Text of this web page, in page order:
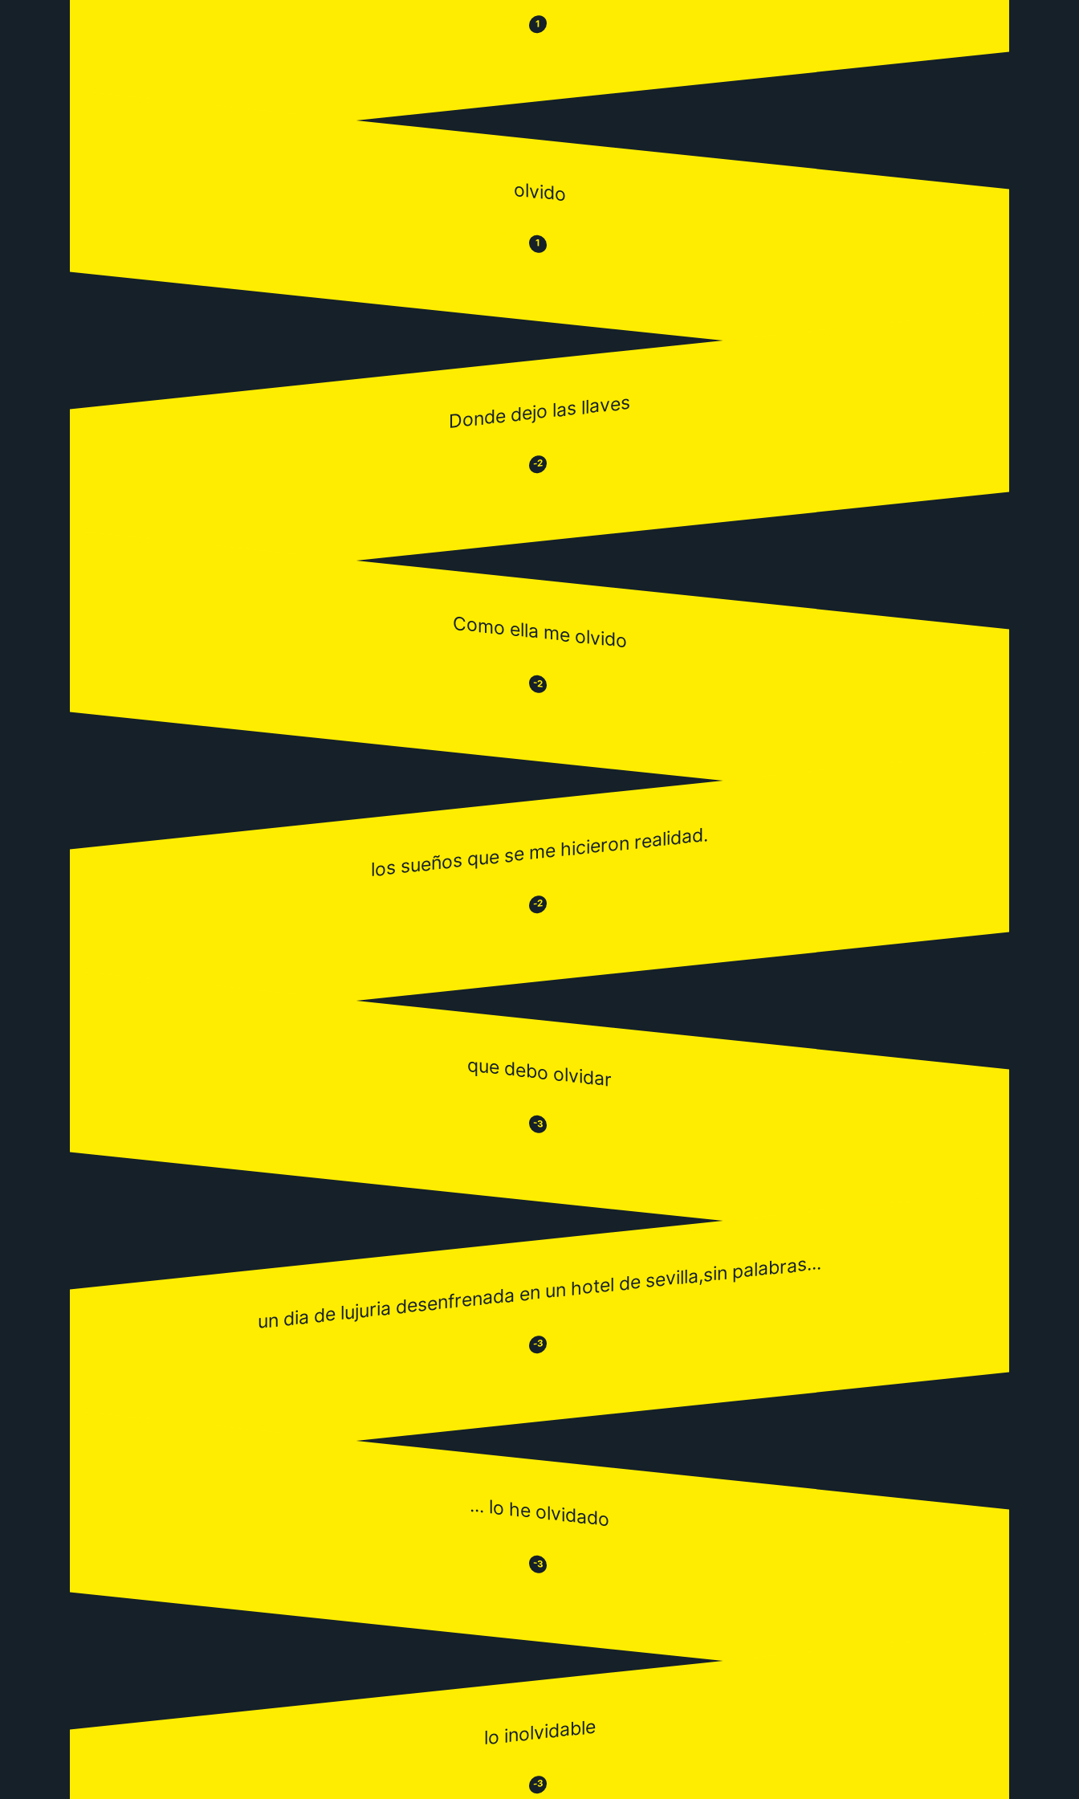
😒 1 😂
olvido
😒 1 😂
Donde dejo las llaves
😒 -2 😂
Como ella me olvido
😒 -2 😂
los sueños que se me hicieron realidad.
😒 -2 😂
que debo olvidar
😒 -3 😂
un dia de lujuria desenfrenada en un hotel de sevilla,sin palabras...
😒 -3 😂
... lo he olvidado
😒 -3 😂
lo inolvidable
😒 -3 😂